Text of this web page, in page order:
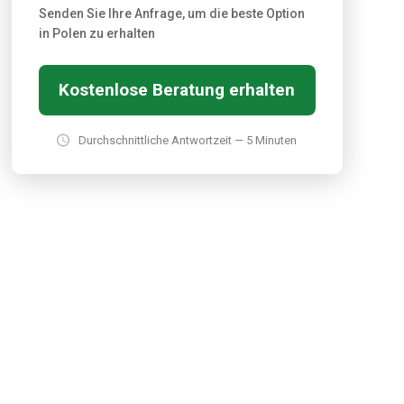
Senden Sie Ihre Anfrage, um die beste Option
in Polen zu erhalten
Kostenlose Beratung erhalten
Durchschnittliche Antwortzeit — 5 Minuten